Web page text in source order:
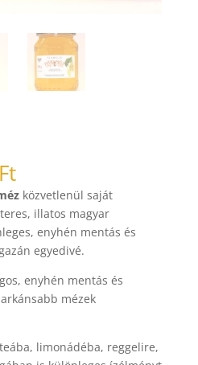
FtÁrtartomány:
600Ft
-
3
800Ft
közvetlenül saját
illatos magyar
enyhén mentás és
egyedivé.
enyhén mentás és
mézek
limonádéba, reggelire,